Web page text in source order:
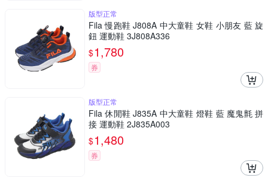
版型正常
Fila 慢跑鞋 J808A 中大童鞋 女鞋 小朋友 藍 旋
鈕 運動鞋 3J808A336
$1,780
券
版型正常
Fila 休閒鞋 J835A 中大童鞋 燈鞋 藍 魔鬼氈 拼
接 運動鞋 2J835A003
$1,480
券